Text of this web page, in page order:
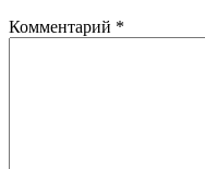
Комментарий *